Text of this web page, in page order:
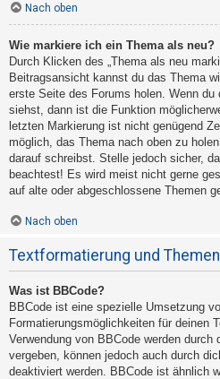
Nach oben
Wie markiere ich ein Thema als neu?
Durch Klicken des „Thema als neu
Beitragsansicht kannst du das Thema
erste Seite des Forums holen. Wenn
siehst, dann ist die Funktion
letzten Markierung ist nicht genügend
möglich, das Thema nach oben zu
darauf schreibst. Stelle jedoch sicher,
beachtest! Es wird meist nicht gerne
auf alte oder abgeschlossene Themen
Nach oben
Textformatierung und
Was ist BBCode?
BBCode ist eine spezielle Umsetzung
Formatierungsmöglichkeiten für deinen
Verwendung von BBCode werden durch
vergeben, können jedoch auch durch
deaktiviert werden. BBCode ist ähnlich